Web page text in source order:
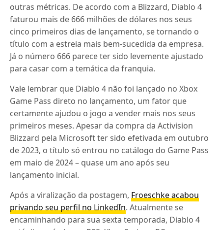
outras métricas. De acordo com a Blizzard, Diablo 4
faturou mais de 666 milhões de dólares nos seus
cinco primeiros dias de lançamento, se tornando o
título com a estreia mais bem-sucedida da empresa.
Já o número 666 parece ter sido levemente ajustado
para casar com a temática da franquia.
Vale lembrar que Diablo 4 não foi lançado no Xbox
Game Pass direto no lançamento, um fator que
certamente ajudou o jogo a vender mais nos seus
primeiros meses. Apesar da compra da Activision
Blizzard pela Microsoft ter sido efetivada em outubro
de 2023, o título só entrou no catálogo do Game Pass
em maio de 2024 – quase um ano após seu
lançamento inicial.
Após a viralização da postagem, Froeschke acabou
privando seu perfil no LinkedIn. Atualmente se
encaminhando para sua sexta temporada, Diablo 4